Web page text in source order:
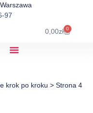
97
0,00zł 0
krok po kroku > Strona 4